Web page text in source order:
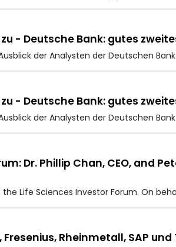
zu - Deutsche Bank: gutes
der Analysten der Deutschen
zu - Deutsche Bank: gutes
der Analysten der Deutschen
Dr. Phillip Chan, CEO, and
the Life Sciences Investor Forum. On
Rheinmetall, SAP